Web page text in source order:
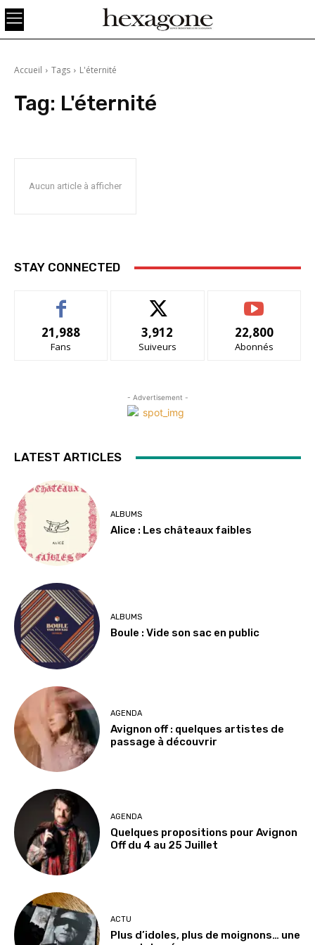
Accueil Tags L'éternité
Tag: L'éternité
Aucun article à afficher
STAY CONNECTED
21,988
Fans
3,912
Suiveurs
22,800
Abonnés
- Advertisement -
LATEST ARTICLES
ALBUMS
Alice : Les châteaux faibles
ALBUMS
Boule : Vide son sac en public
AGENDA
Avignon off : quelques artistes de
passage à découvrir
AGENDA
Quelques propositions pour Avignon
Off du 4 au 25 Juillet
ACTU
Plus d’idoles, plus de moignons… une